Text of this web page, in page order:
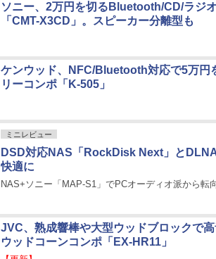
ソニー、2万円を切るBluetooth/CD/ラジ
「CMT-X3CD」。スピーカー分離型も
ケンウッド、NFC/Bluetooth対応で5万円
リーコンポ「K-505」
ミニレビュー
DSD対応NAS「RockDisk Next」と
快適に
NAS+ソニー「MAP-S1」でPCオーディオ派から転
JVC、熟成響棒や大型ウッドブロックで
ウッドコーンコンポ「EX-HR11」